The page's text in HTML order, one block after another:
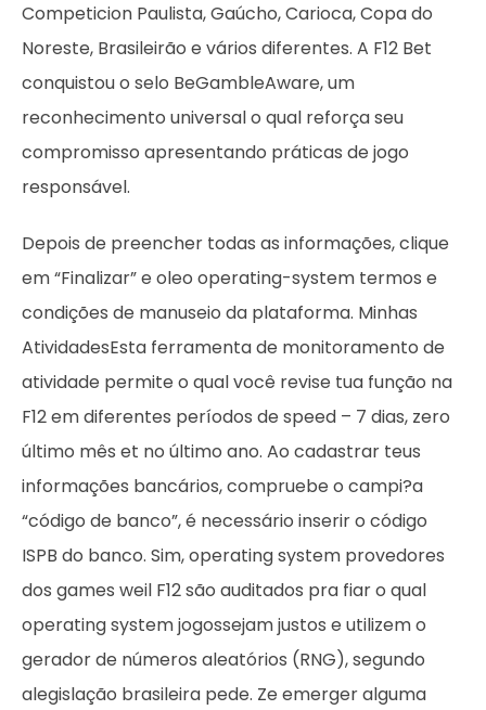
Competicion Paulista, Gaúcho, Carioca, Copa do
Noreste, Brasileirão e vários diferentes. A F12 Bet
conquistou o selo BeGambleAware, um
reconhecimento universal o qual reforça seu
compromisso apresentando práticas de jogo
responsável.
Depois de preencher todas as informações, clique
em “Finalizar” e oleo operating-system termos e
condições de manuseio da plataforma. Minhas
AtividadesEsta ferramenta de monitoramento de
atividade permite o qual você revise tua função na
F12 em diferentes períodos de speed – 7 dias, zero
último mês et no último ano. Ao cadastrar teus
informações bancários, compruebe o campi?a
“código de banco”, é necessário inserir o código
ISPB do banco. Sim, operating system provedores
dos games weil F12 são auditados pra fiar o qual
operating system jogossejam justos e utilizem o
gerador de números aleatórios (RNG), segundo
alegislação brasileira pede. Ze emerger alguma